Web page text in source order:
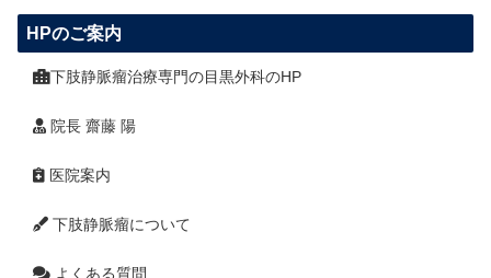
HPのご案内
下肢静脈瘤治療専門の目黒外科のHP
院長 齋藤 陽
医院案内
下肢静脈瘤について
よくある質問